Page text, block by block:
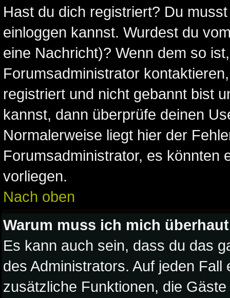
Hast du dich registriert? Du
einloggen kannst. Wurdest du
eine Nachricht)? Wenn dem so
Forumsadministrator
registriert und nicht gebannt bist
kannst, dann überprüfe deinen
Normalerweise liegt hier der
Forumsadministrator, es könnten
vorliegen.
Nach oben
Warum muss ich mich
Es kann auch sein, dass du das
des Administrators. Auf jeden
zusätzliche Funktionen, die